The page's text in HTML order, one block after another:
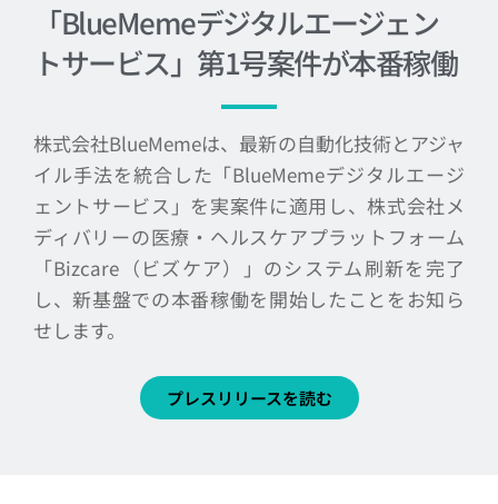
「BlueMemeデジタルエージェン
トサービス」第1号案件が本番稼働
株式会社BlueMemeは、最新の自動化技術とアジャ
イル手法を統合した「BlueMemeデジタルエージ
ェントサービス」を実案件に適用し、株式会社メ
ディバリーの医療・ヘルスケアプラットフォーム
「Bizcare（ビズケア）」のシステム刷新を完了
し、新基盤での本番稼働を開始したことをお知ら
せします。
プレスリリースを読む